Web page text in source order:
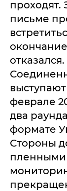
проходят.
письме
феврале
два
формате
Стороны
пленными